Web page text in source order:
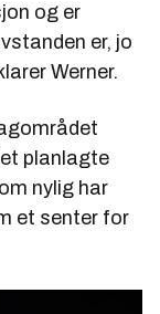
og er
er, jo
Werner.
planlagte
nylig har
et senter for